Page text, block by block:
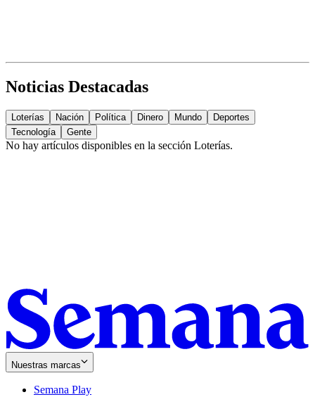
Noticias Destacadas
Loterías Nación Política Dinero Mundo
Deportes
Tecnología
Gente
No hay artículos disponibles en la sección Loterías.
Nuestras marcas
Semana Play